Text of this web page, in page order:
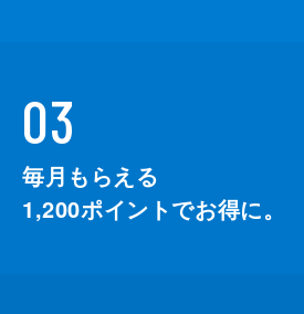
03
毎月もらえる
1,200ポイントでお得に。